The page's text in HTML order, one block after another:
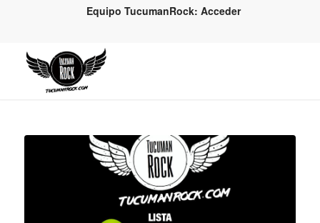
Equipo TucumanRock: Acceder